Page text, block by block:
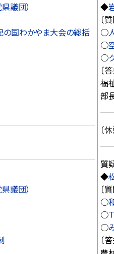
議団）
国わかやま大会の総括
議団）
◆
〔
○
○
○
〔
福
部
〔
質
◆
〔
○
○
○
〔